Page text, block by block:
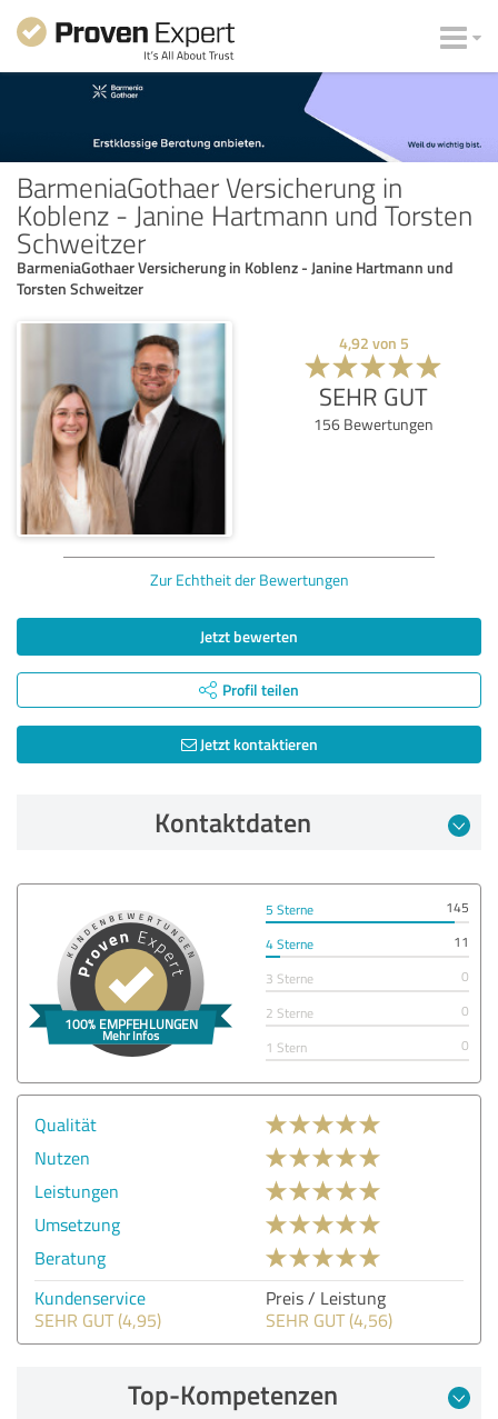
BarmeniaGothaer Versicherung in
Koblenz - Janine Hartmann und Torsten
Schweitzer
BarmeniaGothaer Versicherung in Koblenz - Janine Hartmann und
Torsten Schweitzer
4,92 von 5
SEHR GUT
156 Bewertungen
Zur Echtheit der Bewertungen
Jetzt bewerten
Profil teilen
Jetzt kontaktieren
Kontaktdaten
5 Sterne
145
4 Sterne
11
3 Sterne
0
2 Sterne
0
1 Stern
0
Qualität
Nutzen
Leistungen
Umsetzung
Beratung
Kundenservice
SEHR GUT (4,95)
Preis / Leistung
SEHR GUT (4,56)
Top-Kompetenzen